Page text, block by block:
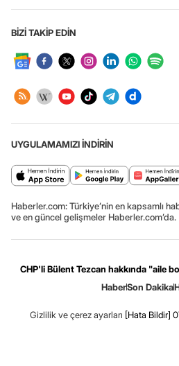
BİZİ TAKİP EDİN
UYGULAMAMIZI İNDİRİN
Haberler.com: Türkiye’nin en kapsamlı
ve en güncel gelişmeler Haberler.com’da.
CHP'li Bülent Tezcan hakkında "aile
HaberSon Dakika
Gizlilik ve çerez ayarları [Hata Bildir]